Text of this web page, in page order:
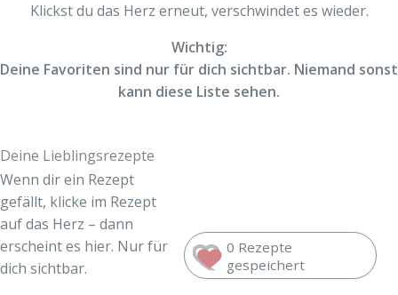
Klickst du das Herz erneut, verschwindet es wieder.
Wichtig:
Deine Favoriten sind nur für dich sichtbar. Niemand sonst
kann diese Liste sehen.
Deine Lieblingsrezepte
Wenn dir ein Rezept
gefällt, klicke im Rezept
auf das Herz – dann
erscheint es hier. Nur für
dich sichtbar.
0 Rezepte
gespeichert